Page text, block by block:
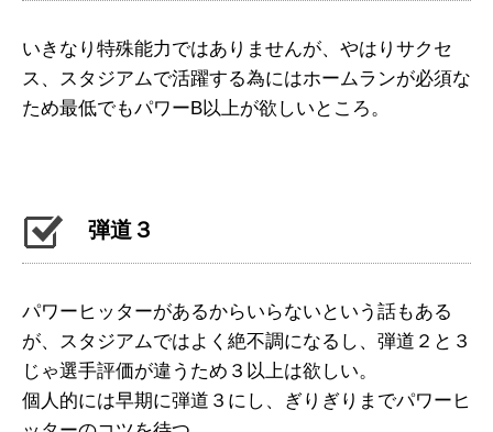
いきなり特殊能力ではありませんが、やはりサクセ
ス、スタジアムで活躍する為にはホームランが必須な
ため最低でもパワーB以上が欲しいところ。
弾道３
パワーヒッターがあるからいらないという話もある
が、スタジアムではよく絶不調になるし、弾道２と３
じゃ選手評価が違うため３以上は欲しい。
個人的には早期に弾道３にし、ぎりぎりまでパワーヒ